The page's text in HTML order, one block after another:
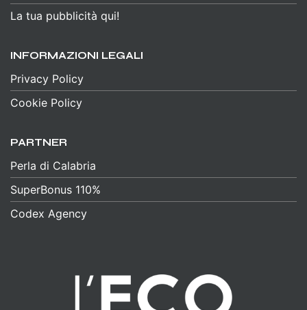
La tua pubblicità qui!
INFORMAZIONI LEGALI
Privacy Policy
Cookie Policy
PARTNER
Perla di Calabria
SuperBonus 110%
Codex Agency